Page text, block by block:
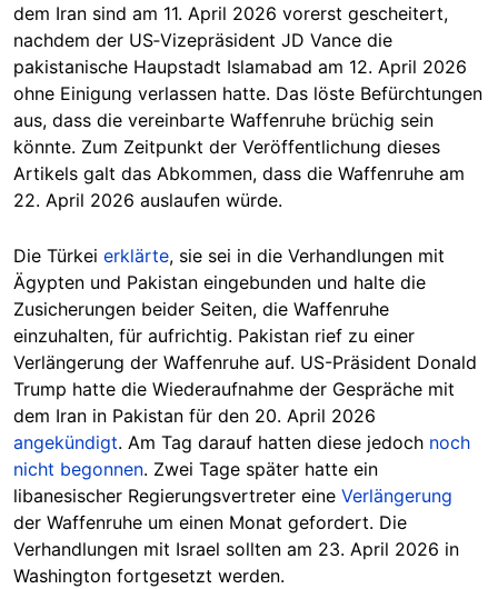
dem Iran sind am 11. April 2026 vorerst gescheitert,
nachdem der US‑Vizepräsident JD Vance die
pakistanische Haupstadt Islamabad am 12. April 2026
ohne Einigung verlassen hatte. Das löste Befürchtungen
aus, dass die vereinbarte Waffenruhe brüchig sein
könnte. Zum Zeitpunkt der Veröffentlichung dieses
Artikels galt das Abkommen, dass die Waffenruhe am
22. April 2026 auslaufen würde.
Die Türkei erklärte, sie sei in die Verhandlungen mit
Ägypten und Pakistan eingebunden und halte die
Zusicherungen beider Seiten, die Waffenruhe
einzuhalten, für aufrichtig. Pakistan rief zu einer
Verlängerung der Waffenruhe auf. US-Präsident Donald
Trump hatte die Wiederaufnahme der Gespräche mit
dem Iran in Pakistan für den 20. April 2026
angekündigt. Am Tag darauf hatten diese jedoch noch
nicht begonnen. Zwei Tage später hatte ein
libanesischer Regierungsvertreter eine Verlängerung
der Waffenruhe um einen Monat gefordert. Die
Verhandlungen mit Israel sollten am 23. April 2026 in
Washington fortgesetzt werden.